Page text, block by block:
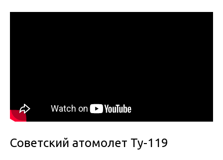
Советский атомолет Ту-119